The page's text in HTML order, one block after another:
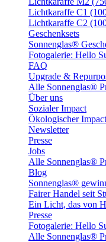
Lichtkaraffe C1
Lichtkaraffe C2
Geschenksets
Sonnenglas®
Fotogalerie: Hello
FAQ
Upgrade &
Alle Sonnenglas®
Über uns
Sozialer Impact
Ökologischer Impact
Newsletter
Presse
Jobs
Alle Sonnenglas®
Blog
Sonnenglas®
Fairer Handel seit
Ein Licht, das von
Presse
Fotogalerie: Hello
Alle Sonnenglas®